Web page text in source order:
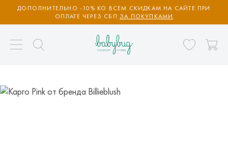
ДОПОЛНИТЕЛЬНО -10% КО ВСЕМ СКИДКАМ НА САЙТЕ ПРИ
ОПЛАТЕ ЧЕРЕЗ СБП ЗА ПОКУПКАМИ